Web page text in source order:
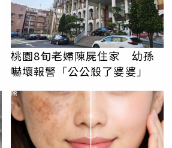
桃園8旬老婦陳屍住家 幼孫
嚇壞報警「公公殺了婆婆」
PR